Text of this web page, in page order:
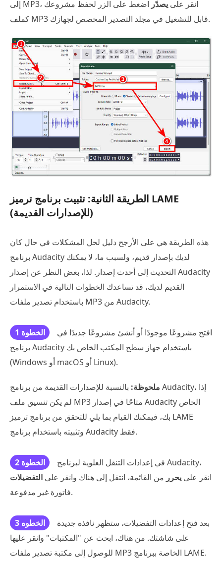
إلى MP3، انقر على يصدّر اضغط على الزر لحفظ مشروعك
كملف MP3 قابل للتشغيل في مجلد التصدير المخصص لجهازك.
الطريقة الثانية: تثبيت برنامج ترميز LAME
(للإصدارات القديمة)
هذه الطريقة هي على الأرجح دليل لحل المشكلات في حال كان
برنامج Audacity لديك بإصدار قديم، ولسبب ما، لا يمكنك
التحديث إلى أحدث إصدار. لذا، بغض النظر عن إصدار Audacity
القديم لديك، قد تساعدك الخطوات التالية في الاستمرار
باستخدام تصدير ملفات MP3 من Audacity.
الخطوة 1
افتح مشروعًا موجودًا أو أنشئ مشروعًا جديدًا في
برنامج Audacity باستخدام جهاز سطح المكتب الخاص بك
(Windows أو macOS أو Linux).
ملحوظة: بالنسبة للإصدارات القديمة من برنامج Audacity، إذا
لم يكن تنسيق ملف MP3 متاحًا في إصدار Audacity الخاص
بك، فيمكنك القيام بما يلي للتحقق من برنامج ترميز LAME
وتثبيته باستخدام برنامج Audacity فقط.
الخطوة 2
في إعدادات التنقل العلوية لبرنامج Audacity،
انقر على يحرر من القائمة، انتقل إلى هناك وانقر على التفضيلات
فاتورة غير مدفوعة.
الخطوه 3
بعد فتح إعدادات التفضيلات، ستظهر نافذة جديدة
على شاشتك. من هناك، ابحث عن "المكتبات" وانقر عليها
للوصول إلى مكتبة تصدير ملفات MP3 الخاصة ببرنامج LAME.